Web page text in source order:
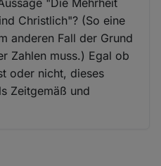
Christlich"? (So eine
anderen Fall der Grund
Zahlen muss.) Egal ob
oder nicht, dieses
Zeitgemäß und